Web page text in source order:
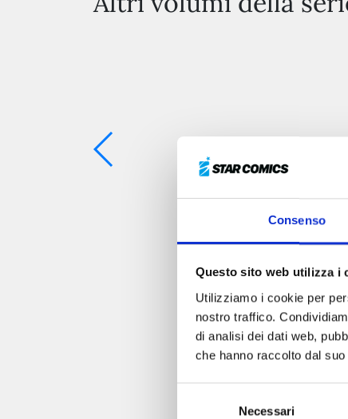
Consenso
Questo sito web utilizza i
Utilizziamo i cookie per
nostro traffico.
di analisi dei dati web,
che hanno raccolto dal
Necessari